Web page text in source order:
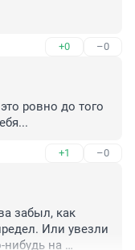
+0 –0
ровно до того
+1 –0
забыл, как
Или увезли
нибудь на